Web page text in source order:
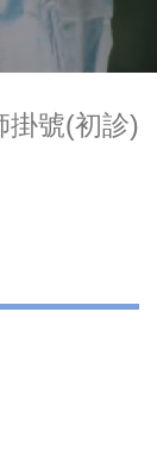
掛號(初診)